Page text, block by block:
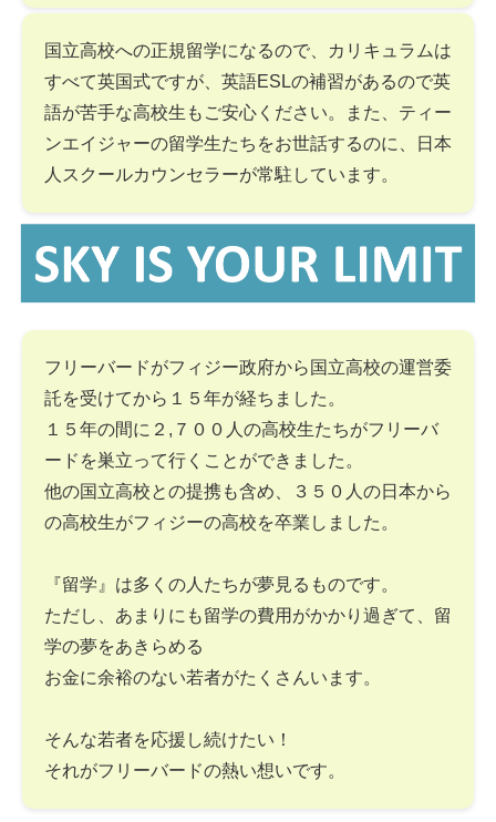
国立高校への正規留学になるので、カリキュラムは
すべて英国式ですが、英語ESLの補習があるので英
語が苦手な高校生もご安心ください。また、ティー
ンエイジャーの留学生たちをお世話するのに、日本
人スクールカウンセラーが常駐しています。
フリーバードがフィジー政府から国立高校の運営委
託を受けてから１５年が経ちました。
１５年の間に２,７００人の高校生たちがフリーバ
ードを巣立って行くことができました。
他の国立高校との提携も含め、３５０人の日本から
の高校生がフィジーの高校を卒業しました。
『留学』は多くの人たちが夢見るものです。
ただし、あまりにも留学の費用がかかり過ぎて、留
学の夢をあきらめる
お金に余裕のない若者がたくさんいます。
そんな若者を応援し続けたい！
それがフリーバードの熱い想いです。